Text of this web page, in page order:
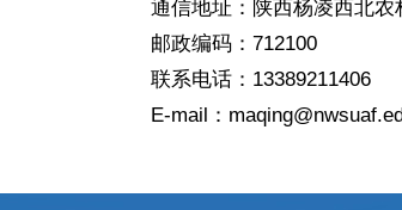
通信地址：陕西杨凌西北农
邮政编码：712100
联系电话：13389211406
E-mail：